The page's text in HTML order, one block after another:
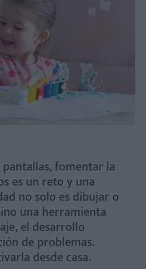
fomentar la
es un reto y una
no solo es dibujar o
una herramienta
el desarrollo
de problemas.
desde casa.